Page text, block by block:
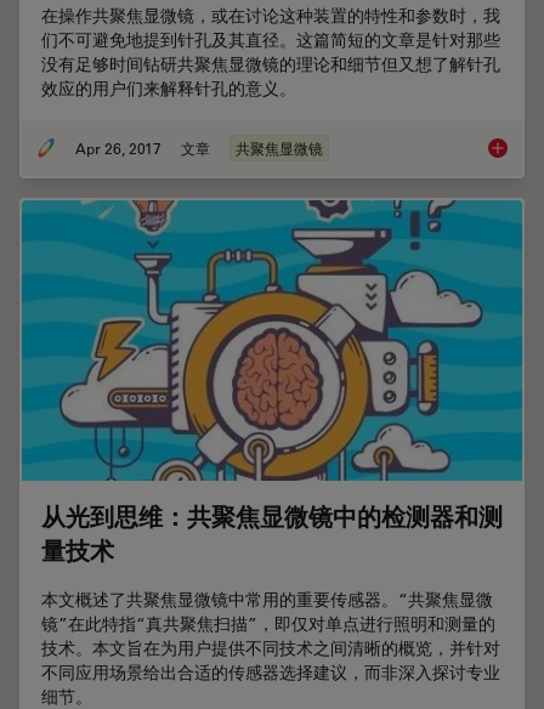
在操作共聚焦显微镜，或在讨论这种装置的特性和参数时，我
们不可避免地提到针孔及其直径。这篇简短的文章是针对那些
没有足够时间钻研共聚焦显微镜的理论和细节但又想了解针孔
效应的用户们来解释针孔的意义。
Apr 26, 2017 文章 共聚焦显微镜 共聚焦
从光到思维：共聚焦显微镜中的检测器和测
量技术
本文概述了共聚焦显微镜中常用的重要传感器。“共聚焦显微
镜”在此特指“真共聚焦扫描”，即仅对单点进行照明和测量的
技术。本文旨在为用户提供不同技术之间清晰的概览，并针对
不同应用场景给出合适的传感器选择建议，而非深入探讨专业
细节。